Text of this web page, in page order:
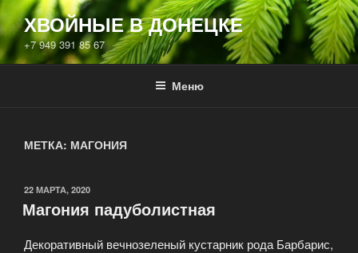
Перейти
к
содержимому
ХВОЙНЫЕ В ДОНЕЦКЕ
+7 949 391 85 67
Меню
МЕТКА: МАГОНИЯ
ОПУБЛИКОВАНО
22 МАРТА, 2020
Магония падуболистная
Декоративный вечнозеленый кустарник рода Барбарис,